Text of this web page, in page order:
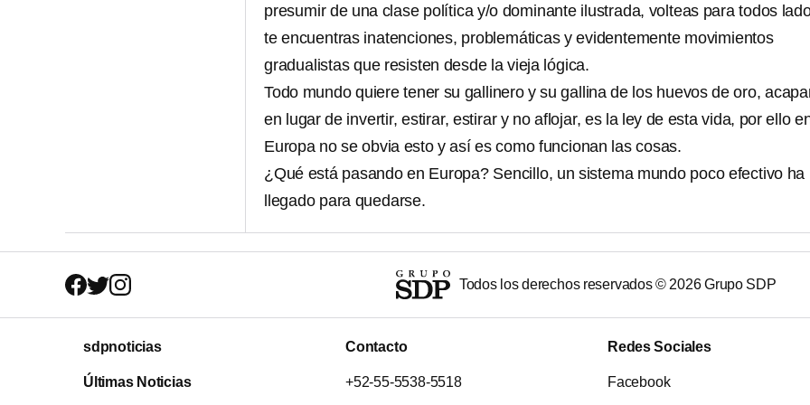
presumir de una clase política y/o dominante ilustrada, volteas para todos
te encuentras inatenciones, problemáticas y evidentemente movimientos
gradualistas que resisten desde la vieja lógica.
Todo mundo quiere tener su gallinero y su gallina de los huevos de oro,
en lugar de invertir, estirar, estirar y no aflojar, es la ley de esta vida, por ello
Europa no se obvia esto y así es como funcionan las cosas.
¿Qué está pasando en Europa? Sencillo, un sistema mundo poco efectivo ha
llegado para quedarse.
Todos los derechos reservados © 2026Grupo SDP
sdpnoticias
Últimas Noticias
Contacto
+52-55-5538-5518
Redes Sociales
Facebook